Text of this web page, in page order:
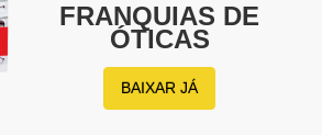
FRANQUIAS DE
ÓTICAS
BAIXAR JÁ